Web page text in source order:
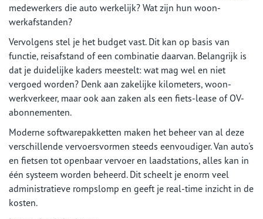
medewerkers die auto werkelijk? Wat zijn hun woon-
werkafstanden?
Vervolgens stel je het budget vast. Dit kan op basis van
functie, reisafstand of een combinatie daarvan. Belangrijk is
dat je duidelijke kaders meestelt: wat mag wel en niet
vergoed worden? Denk aan zakelijke kilometers, woon-
werkverkeer, maar ook aan zaken als een fiets-lease of OV-
abonnementen.
Moderne softwarepakketten maken het beheer van al deze
verschillende vervoersvormen steeds eenvoudiger. Van auto's
en fietsen tot openbaar vervoer en laadstations, alles kan in
één systeem worden beheerd. Dit scheelt je enorm veel
administratieve rompslomp en geeft je real-time inzicht in de
kosten.